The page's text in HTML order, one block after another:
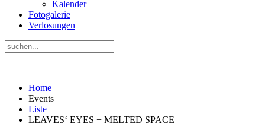
Kalender
Fotogalerie
Verlosungen
Home
Events
Liste
LEAVES‘ EYES + MELTED SPACE